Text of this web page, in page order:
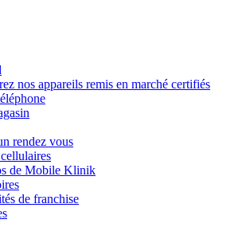
nos appareils remis en marché certifiés
rendez vous
de Mobile Klinik
de franchise